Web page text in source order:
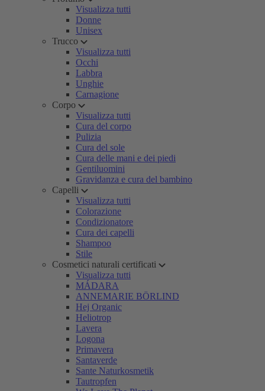
Visualizza tutti
Donne
Unisex
Trucco
Visualizza tutti
Occhi
Labbra
Unghie
Carnagione
Corpo
Visualizza tutti
Cura del corpo
Pulizia
Cura del sole
Cura delle mani e dei piedi
Gentiluomini
Gravidanza e cura del bambino
Capelli
Visualizza tutti
Colorazione
Condizionatore
Cura dei capelli
Shampoo
Stile
Cosmetici naturali certificati
Visualizza tutti
MÁDARA
ANNEMARIE BÖRLIND
Hej Organic
Heliotrop
Lavera
Logona
Primavera
Santaverde
Sante Naturkosmetik
Tautropfen